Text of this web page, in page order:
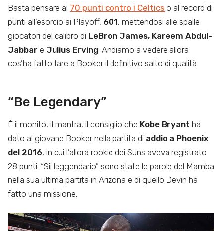
Basta pensare ai 70 punti contro i Celtics o al record di
punti all’esordio ai Playoff, 601, mettendosi alle spalle
giocatori del calibro di LeBron James, Kareem Abdul-
Jabbar e Julius Erving. Andiamo a vedere allora
cos’ha fatto fare a Booker il definitivo salto di qualità.
“Be Legendary”
É il monito, il mantra, il consiglio che Kobe Bryant ha
dato al giovane Booker nella partita di addio a Phoenix
del 2016, in cui l’allora rookie dei Suns aveva registrato
28 punti. “Sii leggendario” sono state le parole del Mamba
nella sua ultima partita in Arizona e di quello Devin ha
fatto una missione.